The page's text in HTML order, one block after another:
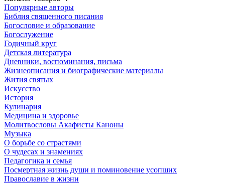
Популярные авторы
Библия священного писания
Богословие и образование
Богослужение
Годичный круг
Детская литература
Дневники, воспоминания, письма
Жизнеописания и биографические материалы
Жития святых
Искусство
История
Кулинария
Медицина и здоровье
Молитвословы Акафисты Каноны
Музыка
О борьбе со страстями
О чудесах и знамениях
Педагогика и семья
Посмертная жизнь души и поминовение усопших
Православие в жизни